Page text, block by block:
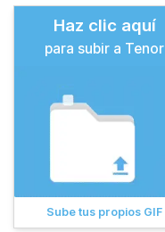
Haz clic aquí
para subir a Tenor
Sube tus propios GIF